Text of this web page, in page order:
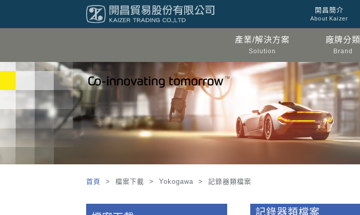
開昌簡介
About Kaizer
產業/解決方案
Solution
廠牌分類
Brand
首頁 > 檔案下載 > Yokogawa > 記錄器類檔案
記錄器類檔案